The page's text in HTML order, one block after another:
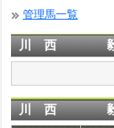
管理馬一覧
川 西 毅 調
川 西 毅 調